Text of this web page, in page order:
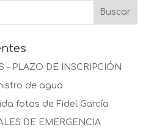
– PLAZO DE INSCRIPCIÓN
de agua
fotos de Fidel García
DE EMERGENCIA